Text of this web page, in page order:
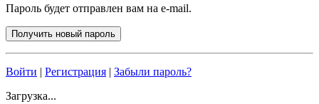
Пароль будет отправлен вам на e-mail.
Войти Регистрация
Забыли пароль?
Загрузка...